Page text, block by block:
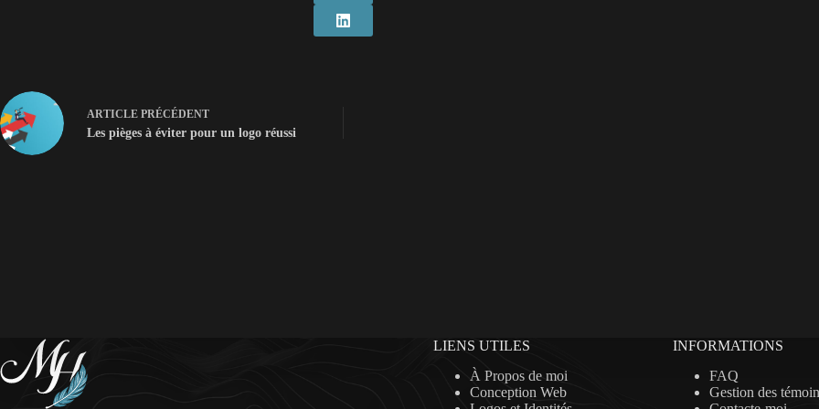
ARTICLE PRÉCÉDENT
Les pièges à éviter pour un logo réussi
LIENS UTILES
À Propos de moi
Conception Web
INFORMATIONS
FAQ
Gestion des